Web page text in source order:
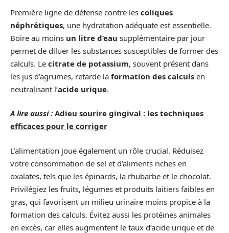
Première ligne de défense contre les coliques
néphrétiques, une hydratation adéquate est essentielle.
Boire au moins un litre d’eau supplémentaire par jour
permet de diluer les substances susceptibles de former des
calculs. Le citrate de potassium, souvent présent dans
les jus d’agrumes, retarde la formation des calculs en
neutralisant l’acide urique.
A lire aussi : Adieu sourire gingival : les techniques
efficaces pour le corriger
L’alimentation joue également un rôle crucial. Réduisez
votre consommation de sel et d’aliments riches en
oxalates, tels que les épinards, la rhubarbe et le chocolat.
Privilégiez les fruits, légumes et produits laitiers faibles en
gras, qui favorisent un milieu urinaire moins propice à la
formation des calculs. Évitez aussi les protéines animales
en excès, car elles augmentent le taux d’acide urique et de